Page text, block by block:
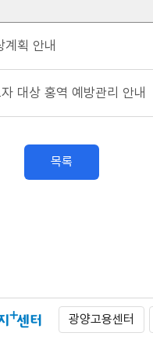
획 안내
대상 홍역 예방관리 안내
목록
광양고용센터